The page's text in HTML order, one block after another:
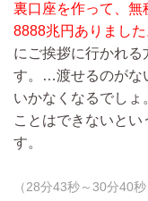
裏口座を作って、無
8888兆円ありまし
にご挨拶に行かれ
す。…渡せるのがな
いかなくなるでし
ことはできないと
す。
（28分43秒～30分40秒